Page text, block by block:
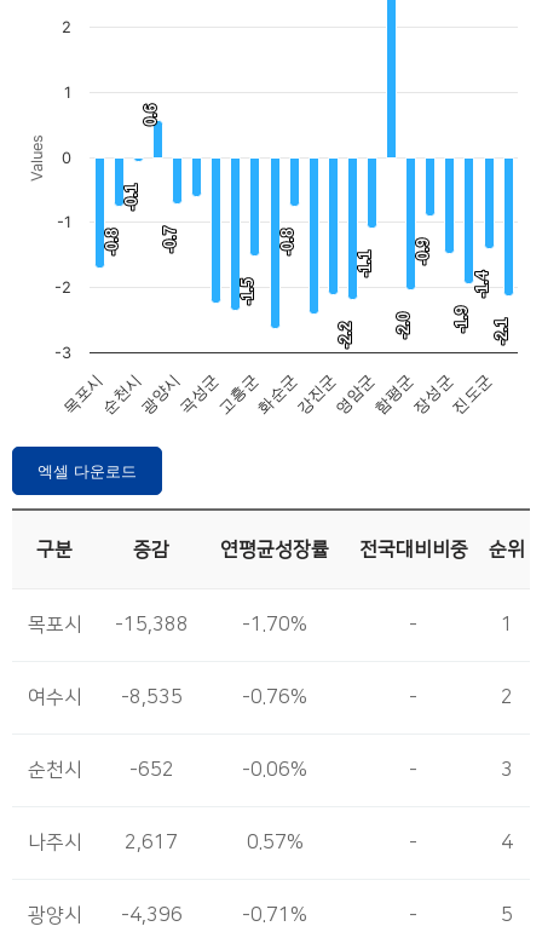
View as data table, Chart
The chart has 1 Y axis displaying Values. Data ranges
Values
-0.8
-0.8
-0.1
-0.1
0.6
0.6
-0.7
-0.7
-1.5
-1.5
-0.8
-0.8
-2.2
-2.2
-1.1
-1.1
-2.0
-2.0
-0.9
-0.9
-1.9
-1.9
-1.4
-1.4
-2.1
-2.1
목포시순천시광양시곡성군고흥군화순군강진군영암군함평군장성군진도군
-3
-2
-1
0
1
2
End of interactive chart.
엑셀 다운로드
구분 증감 연평균성장률 전국대비비중 순위
목포시 -15,388 -1.70% - 1
여수시 -8,535 -0.76% - 2
순천시 -652 -0.06% - 3
나주시 2,617 0.57% - 4
광양시 -4,396 -0.71% - 5